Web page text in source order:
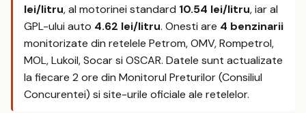
lei/litru, al motorinei standard 10.54 lei/litru, iar al
GPL-ului auto 4.62 lei/litru. Onesti are 4 benzinarii
monitorizate din retelele Petrom, OMV, Rompetrol,
MOL, Lukoil, Socar si OSCAR. Datele sunt actualizate
la fiecare 2 ore din Monitorul Preturilor (Consiliul
Concurentei) si site-urile oficiale ale retelelor.